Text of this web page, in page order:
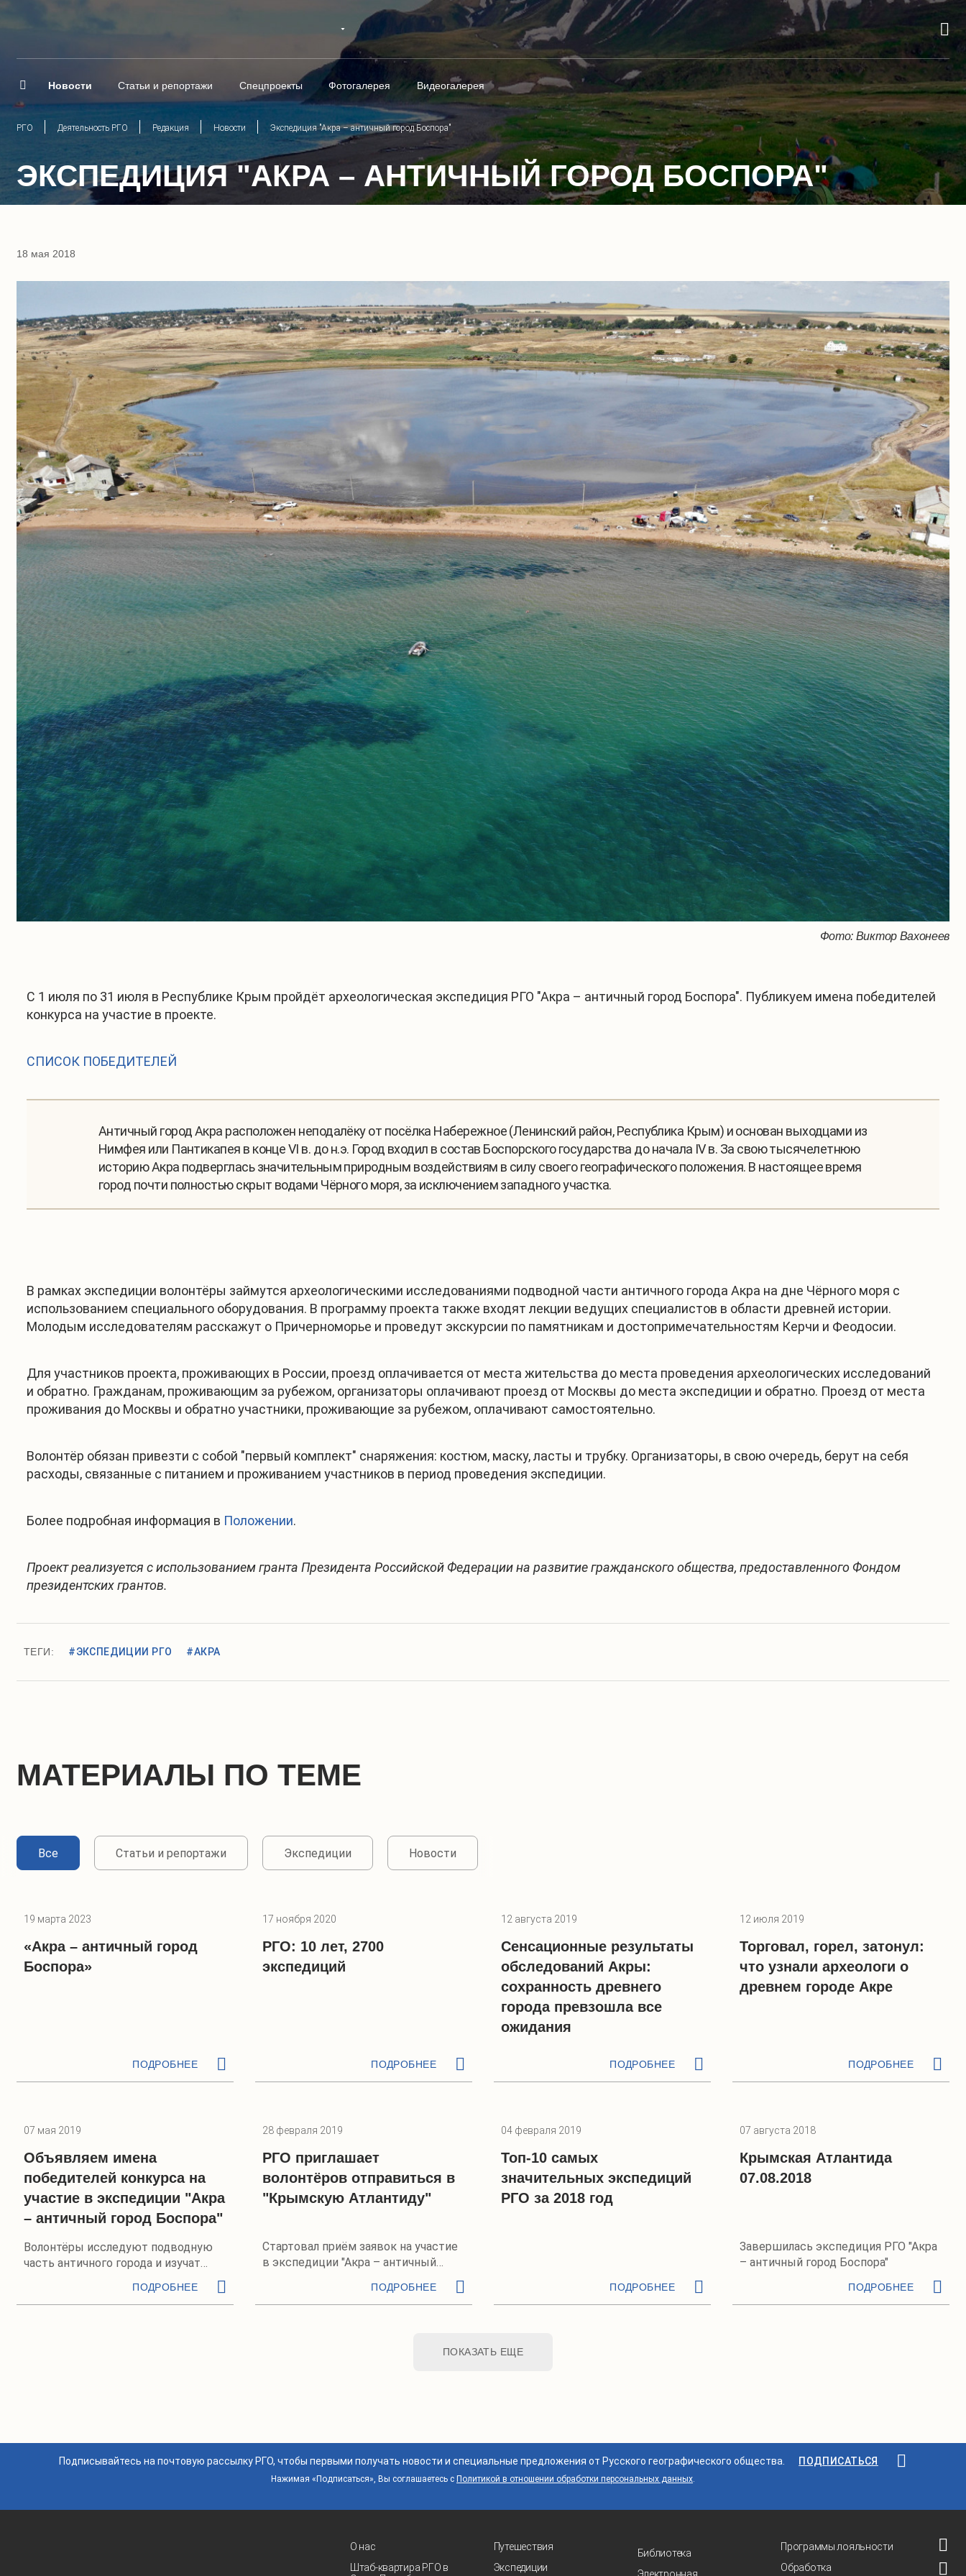
Новости Статьи и репортажи Спецпроекты Фотогалерея Видеогалерея
РГО Деятельность РГО Редакция Новости Экспедиция "Акра – античный город Боспора"
ЭКСПЕДИЦИЯ "АКРА – АНТИЧНЫЙ ГОРОД БОСПОРА"
18 мая 2018
Фото: Виктор Вахонеев
С 1 июля по 31 июля в Республике Крым пройдёт археологическая экспедиция РГО "Акра – античный город Боспора". Публикуем имена победителей
конкурса на участие в проекте.
СПИСОК ПОБЕДИТЕЛЕЙ
Античный город Акра расположен неподалёку от посёлка Набережное (Ленинский район, Республика Крым) и основан выходцами из
Нимфея или Пантикапея в конце VI в. до н.э. Город входил в состав Боспорcкого государства до начала IV в. За свою тысячелетнюю
историю Акра подверглась значительным природным воздействиям в силу своего географического положения. В настоящее время
город почти полностью скрыт водами Чёрного моря, за исключением западного участка.
В рамках экспедиции волонтёры займутся археологическими исследованиями подводной части античного города Акра на дне Чёрного моря с
использованием специального оборудования. В программу проекта также входят лекции ведущих специалистов в области древней истории.
Молодым исследователям расскажут о Причерноморье и проведут экскурсии по памятникам и достопримечательностям Керчи и Феодосии.
Для участников проекта, проживающих в России, проезд оплачивается от места жительства до места проведения археологических исследований
и обратно. Гражданам, проживающим за рубежом, организаторы оплачивают проезд от Москвы до места экспедиции и обратно. Проезд от места
проживания до Москвы и обратно участники, проживающие за рубежом, оплачивают самостоятельно.
Волонтёр обязан привезти с собой "первый комплект" снаряжения: костюм, маску, ласты и трубку. Организаторы, в свою очередь, берут на себя
расходы, связанные с питанием и проживанием участников в период проведения экспедиции.
Более подробная информация в Положении.
Проект реализуется с использованием гранта Президента Российской Федерации на развитие гражданского общества, предоставленного Фондом
президентских грантов.
ТЕГИ: #ЭКСПЕДИЦИИ РГО #АКРА
МАТЕРИАЛЫ ПО ТЕМЕ
Все Статьи и репортажи Экспедиции Новости
19 марта 2023
«Акра – античный город
Боспора»
ПОДРОБНЕЕ
17 ноября 2020
РГО: 10 лет, 2700
экспедиций
ПОДРОБНЕЕ
12 августа 2019
Сенсационные результаты
обследований Акры:
сохранность древнего
города превзошла все
ожидания
ПОДРОБНЕЕ
12 июля 2019
Торговал, горел, затонул:
что узнали археологи о
древнем городе Акре
ПОДРОБНЕЕ
07 мая 2019
Объявляем имена
победителей конкурса на
участие в экспедиции "Акра
– античный город Боспора"
Волонтёры исследуют подводную
часть античного города и изучат
ПОДРОБНЕЕ
28 февраля 2019
РГО приглашает
волонтёров отправиться в
"Крымскую Атлантиду"
Стартовал приём заявок на участие
в экспедиции "Акра – античный
ПОДРОБНЕЕ
04 февраля 2019
Топ-10 самых
значительных экспедиций
РГО за 2018 год
ПОДРОБНЕЕ
07 августа 2018
Крымская Атлантида
07.08.2018
Завершилась экспедиция РГО "Акра
– античный город Боспора"
ПОДРОБНЕЕ
ПОКАЗАТЬ ЕЩЕ
Подписывайтесь на почтовую рассылку РГО, чтобы первыми получать новости и специальные предложения от Русского географического общества. ПОДПИСАТЬСЯ
Нажимая «Подписаться», Вы соглашаетесь с Политикой в отношении обработки персональных данных.
О нас
Штаб-квартира РГО в
Путешествия
Экспедиции
Библиотека
Электронная
Программы лояльности
Обработка